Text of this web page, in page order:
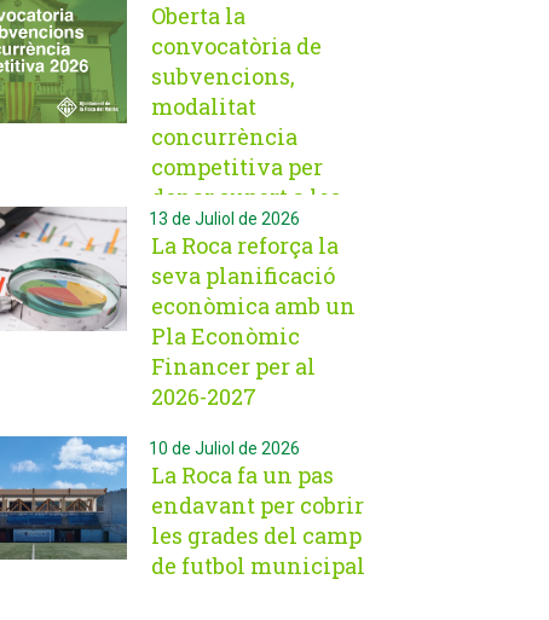
Oberta la
convocatòria de
subvencions,
modalitat
concurrència
competitiva per
donar suport a les
entitats roqueroles
13 de Juliol de 2026
La Roca reforça la
seva planificació
econòmica amb un
Pla Econòmic
Financer per al
2026-2027
10 de Juliol de 2026
La Roca fa un pas
endavant per cobrir
les grades del camp
de futbol municipal